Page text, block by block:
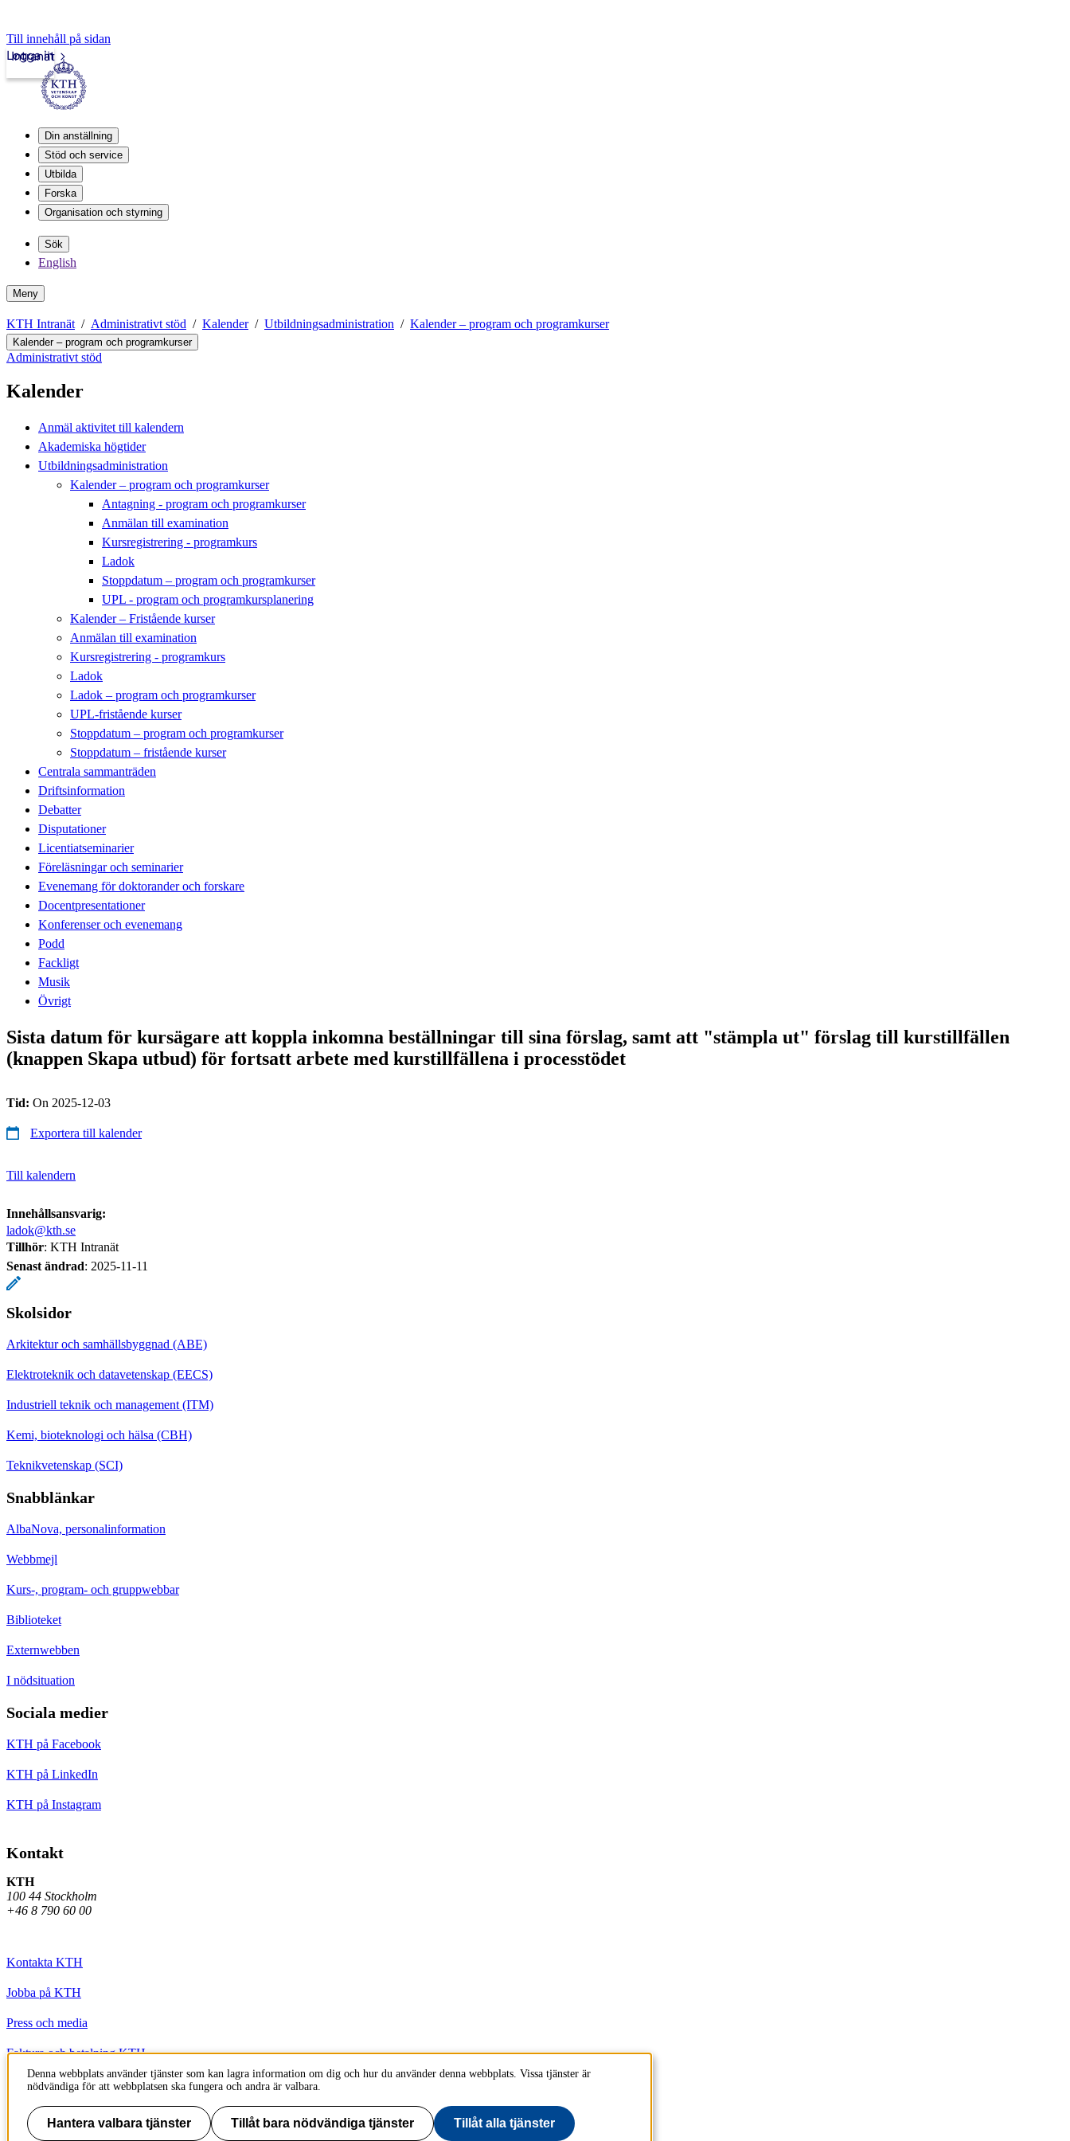
Till innehåll på sidan
Intranät
Logga in
Din anställning
Stöd och service
Utbilda
Forska
Organisation och styrning
Sök
English
Meny
KTH Intranät Administrativt stöd Kalender Utbildningsadministration Kalender – program och programkurser
Kalender – program och programkurser
Administrativt stöd
Kalender
Anmäl aktivitet till kalendern
Akademiska högtider
Utbildningsadministration
Kalender – program och programkurser
Antagning - program och programkurser
Anmälan till examination
Kursregistrering - programkurs
Ladok
Stoppdatum – program och programkurser
UPL - program och programkursplanering
Kalender – Fristående kurser
Anmälan till examination
Kursregistrering - programkurs
Ladok
Ladok – program och programkurser
UPL-fristående kurser
Stoppdatum – program och programkurser
Stoppdatum – fristående kurser
Centrala sammanträden
Driftsinformation
Debatter
Disputationer
Licentiatseminarier
Föreläsningar och seminarier
Evenemang för doktorander och forskare
Docentpresentationer
Konferenser och evenemang
Podd
Fackligt
Musik
Övrigt
Sista datum för kursägare att koppla inkomna beställningar till sina förslag, samt att "stämpla ut" förslag till kurstillfällen
(knappen Skapa utbud) för fortsatt arbete med kurstillfällena i processtödet
Tid: On 2025-12-03
Exportera till kalender
Till kalendern
Innehållsansvarig:
ladok@kth.se
Tillhör: KTH Intranät
Senast ändrad: 2025-11-11
Skolsidor
Arkitektur och samhällsbyggnad (ABE)
Elektroteknik och datavetenskap (EECS)
Industriell teknik och management (ITM)
Kemi, bioteknologi och hälsa (CBH)
Teknikvetenskap (SCI)
Snabblänkar
AlbaNova, personalinformation
Webbmejl
Kurs-, program- och gruppwebbar
Biblioteket
Externwebben
I nödsituation
Sociala medier
KTH på Facebook
KTH på LinkedIn
KTH på Instagram
Kontakt
KTH
100 44 Stockholm
+46 8 790 60 00
Kontakta KTH
Jobba på KTH
Press och media
Faktura och betalning KTH
Om KTH:s webbplatser
Tillgänglighetsredogörelse
Denna webbplats använder tjänster som kan lagra information om dig och hur du använder denna webbplats. Vissa tjänster är
nödvändiga för att webbplatsen ska fungera och andra är valbara.
Hantera valbara tjänster Tillåt bara nödvändiga tjänster Tillåt alla tjänster